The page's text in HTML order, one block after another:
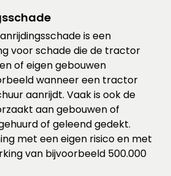
is een
voor schade die de tractor
of eigen gebouwen
wanneer een tractor
aanrijdt. Vaak is ook de
aan gebouwen of
of geleend gedekt.
met een eigen risico en met
van bijvoorbeeld 500.000